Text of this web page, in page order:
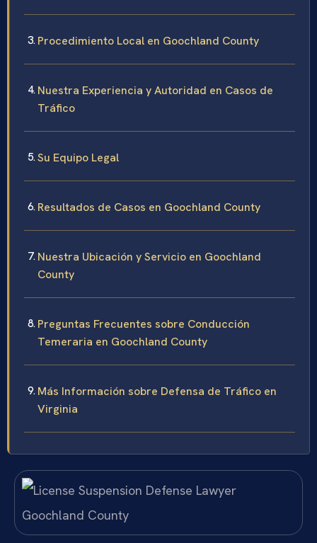
Procedimiento Local en Goochland County
Nuestra Experiencia y Autoridad en Casos de
Tráfico
Su Equipo Legal
Resultados de Casos en Goochland County
Nuestra Ubicación y Servicio en Goochland
County
Preguntas Frecuentes sobre Conducción
Temeraria en Goochland County
Más Información sobre Defensa de Tráfico en
Virginia